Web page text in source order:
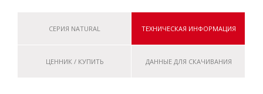
СЕРИЯ NATURAL ТЕХНИЧЕСКАЯ ИНФОРМАЦИЯ
ЦЕННИК / КУПИТЬ ДАННЫЕ ДЛЯ СКАЧИВАНИЯ